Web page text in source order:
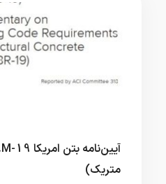
متریک)